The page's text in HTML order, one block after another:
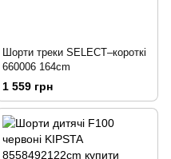
Шорти треки SELECT–короткі
660006 164cm
1 559 грн